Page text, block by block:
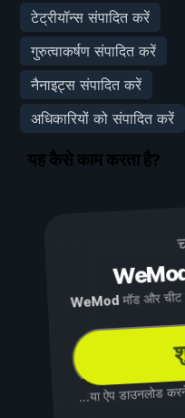
टेट्रीयॉन्स संपादित करें
गुरुत्वाकर्षण संपादित करें
नैनाइट्स संपादित करें
अधिकारियों को संपादित करें
यह कैसे काम करता है?
WeMod मॉड और
...या ऐप डाउनलोड